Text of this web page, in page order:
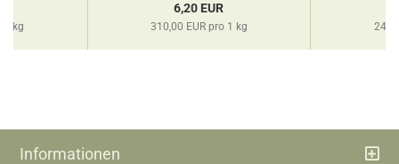
1 kg
6,20 EUR
310,00 EUR pro 1 kg
Informationen